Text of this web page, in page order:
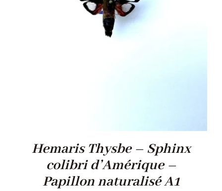
Hemaris Thysbe – Sphinx
colibri d’Amérique –
Papillon naturalisé A1